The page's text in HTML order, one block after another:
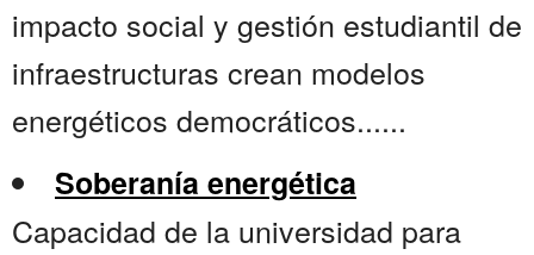
impacto social y gestión estudiantil de
infraestructuras crean modelos
energéticos democráticos......
Soberanía energética
Capacidad de la universidad para